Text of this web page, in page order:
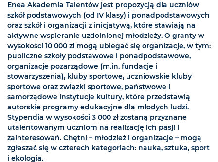
Enea Akademia Talentów jest propozycją dla uczniów
szkół podstawowych (od IV klasy) i ponadpodstawowych
oraz szkół i organizacji z inicjatywą, które stawiają na
aktywne wspieranie uzdolnionej młodzieży. O granty w
wysokości 10 000 zł mogą ubiegać się organizacje, w tym:
publiczne szkoły podstawowe i ponadpodstawowe,
organizacje pozarządowe (m.in. fundacje i
stowarzyszenia), kluby sportowe, uczniowskie kluby
sportowe oraz związki sportowe, państwowe i
samorządowe instytucje kultury, które przedstawią
autorskie programy edukacyjne dla młodych ludzi.
Stypendia w wysokości 3 000 zł zostaną przyznane
utalentowanym uczniom na realizację ich pasji i
zainteresowań. Chętni – młodzież i organizacje – mogą
zgłaszać się w czterech kategoriach: nauka, sztuka, sport
i ekologia.